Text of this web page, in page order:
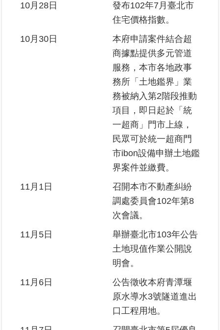
10月28日
發布102年7月臺北市
住宅價格指數。
10月30日
本府申請案件結合超
商據點提供多元管道
服務，本市各地政事
務所「土地鑑界」業
務被納入第2階段推動
項目，即日起於「統
一超商」門市上線，
民眾可於統一超商門
市ibon設備申辦土地鑑
界案件並繳費。
11月1日
召開本市不動產糾紛
調處委員會102年第8
次會議。
11月5日
舉辦臺北市103年公告
土地現值作業公開說
明會。
11月6日
公告徵收本府青潭堰
原水導水3號隧道進出
口工程用地。